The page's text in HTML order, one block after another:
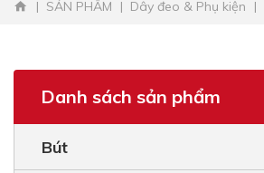
SẢN PHẨM Dây đeo & Phụ kiện
Danh sách sản phẩm
Bút